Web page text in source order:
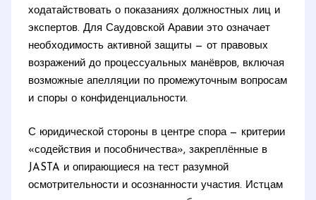
ходатайствовать о показаниях должностных лиц и
экспертов. Для Саудовской Аравии это означает
необходимость активной защиты — от правовых
возражений до процессуальных манёвров, включая
возможные апелляции по промежуточным вопросам
и споры о конфиденциальности.
С юридической стороны в центре спора — критерии
«содействия и пособничества», закреплённые в
JASTA и опирающиеся на тест разумной
осмотрительности и осознанности участия. Истцам